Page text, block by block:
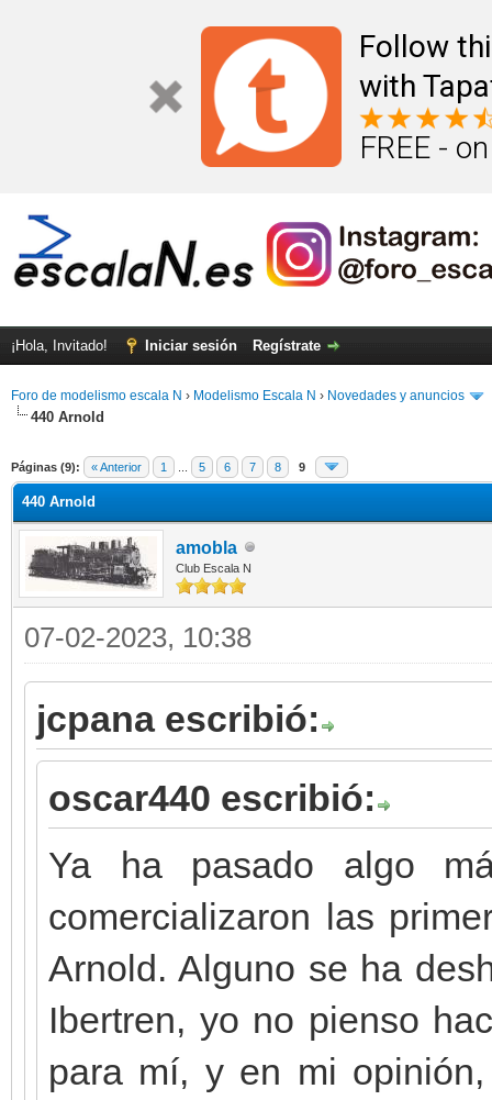
Follow
with
FREE -
¡Hola, Invitado! Iniciar sesión Regístrate
Foro de modelismo escala N › Modelismo Escala N › Novedades y anuncios
440 Arnold
Páginas (9): « Anterior 1 5 6 7 8 9
440 Arnold
amobla
Club Escala N
07-02-2023, 10:38
jcpana escribió:
oscar440 escribió:
Ya ha pasado algo
comercializaron las
Arnold. Alguno se ha
Ibertren, yo no pienso
para mí, y en mi